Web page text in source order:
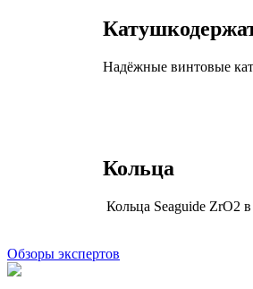
Надёжные винтовые
Кольца
Кольца Seaguide ZrO2
Обзоры экспертов